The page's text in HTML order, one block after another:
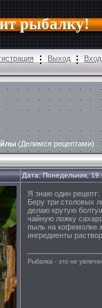
рыбалку!
Выход Вход
(Делимся рецептами)
Дата: Понедельник,
Я знаю один рецепт:
Беру три столовых
делаю крутую
чайную ложку
пыль на кофемолке
ингредиенты
Рыбалка - это не